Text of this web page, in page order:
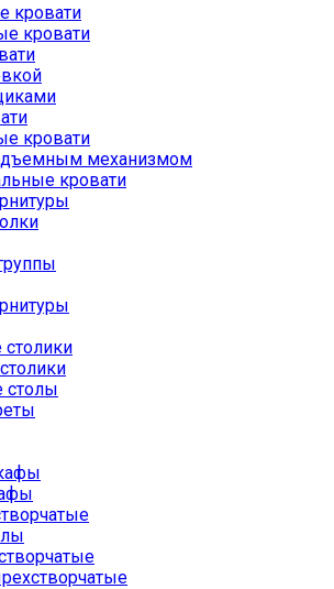
кровати
кровати
кровати
механизмом
кровати
столы